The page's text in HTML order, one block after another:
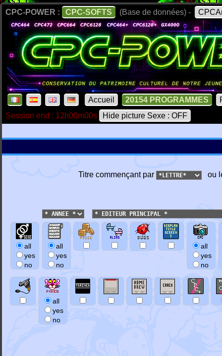
CPC-POWER : CPC-SOFTS (Base de données) -
Accueil 20154 PROGRAMMES
Session end : 12h00m00s
Hide picture Sexe : OFF
Titre commençant par ou
all
yes
no
all
yes
no
all
yes
no
all
yes
no